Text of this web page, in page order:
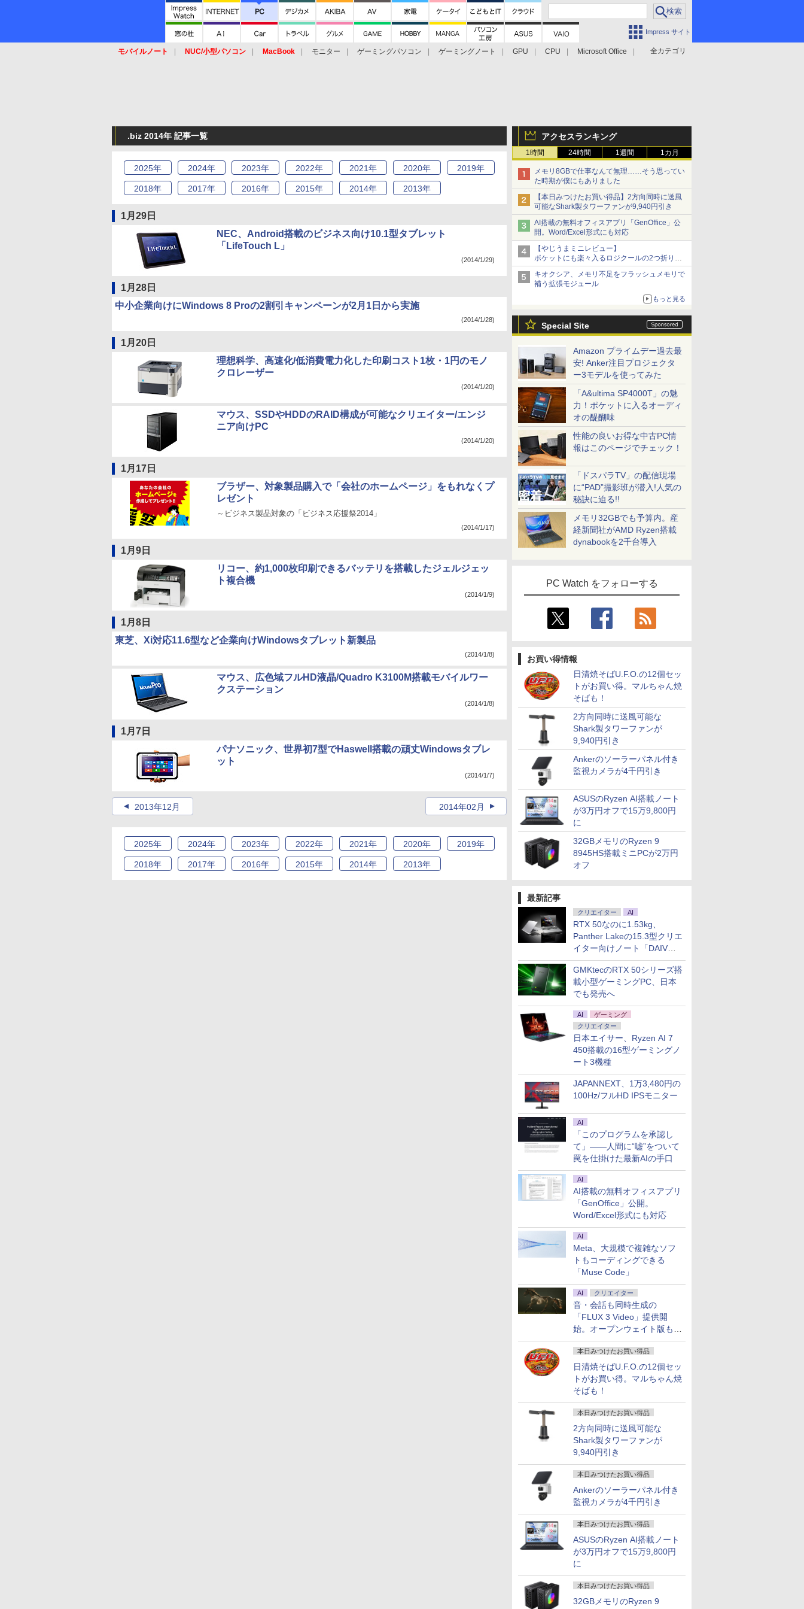
Impress サイト
全カテゴリ
モバイルノート NUC/小型パソコン MacBook モニター ゲーミングパソコン ゲーミングノート GPU CPU
Microsoft Office
アクセスランキング
1時間 24時間 1週間 1カ月
メモリ8GBで仕事なんて無理……そう思ってい
た時期が僕にもありました
【本日みつけたお買い得品】2方向同時に送風
可能なShark製タワーファンが9,940円引き
AI搭載の無料オフィスアプリ「GenOffice」公
開。Word/Excel形式にも対応
【やじうまミニレビュー】
ポケットにも楽々入るロジクールの2つ折りマ
ウス「Mobi Fold」。その気になるギミックと
は？
キオクシア、メモリ不足をフラッシュメモリで
補う拡張モジュール
もっと見る
Special Site
Amazon プライムデー過去最
安! Anker注目プロジェクタ
ー3モデルを使ってみた
「A&ultima SP4000T」の魅
力！ポケットに入るオーディ
オの醍醐味
性能の良いお得な中古PC情
報はこのページでチェック！
「ドスパラTV」の配信現場
に“PAD”撮影班が潜入!人気の
秘訣に迫る!!
メモリ32GBでも予算内。産
経新聞社がAMD Ryzen搭載
dynabookを2千台導入
PC Watch をフォローする
お買い得情報
日清焼そばU.F.O.の12個セッ
トがお買い得。マルちゃん焼
そばも！
2方向同時に送風可能な
Shark製タワーファンが
9,940円引き
Ankerのソーラーパネル付き
監視カメラが4千円引き
ASUSのRyzen AI搭載ノート
が3万円オフで15万9,800円
に
32GBメモリのRyzen 9
8945HS搭載ミニPCが2万円
オフ
最新記事
クリエイター AI
RTX 50なのに1.53kg、
Panther Lakeの15.3型クリエ
イター向けノート「DAIV
Z5」
GMKtecのRTX 50シリーズ搭
載小型ゲーミングPC、日本
でも発売へ
AI
ゲーミング
クリエイター
日本エイサー、Ryzen AI 7
450搭載の16型ゲーミングノ
ート3機種
JAPANNEXT、1万3,480円の
100Hz/フルHD IPSモニター
AI
「このプログラムを承認し
て」――人間に“嘘”をついて
罠を仕掛けた最新AIの手口
AI
AI搭載の無料オフィスアプリ
「GenOffice」公開。
Word/Excel形式にも対応
AI
Meta、大規模で複雑なソフ
トもコーディングできる
「Muse Code」
AI クリエイター
音・会話も同時生成の
「FLUX 3 Video」提供開
始。オープンウェイト版も計
画
本日みつけたお買い得品
日清焼そばU.F.O.の12個セッ
トがお買い得。マルちゃん焼
そばも！
本日みつけたお買い得品
2方向同時に送風可能な
Shark製タワーファンが
9,940円引き
本日みつけたお買い得品
Ankerのソーラーパネル付き
監視カメラが4千円引き
本日みつけたお買い得品
ASUSのRyzen AI搭載ノート
が3万円オフで15万9,800円
に
本日みつけたお買い得品
32GBメモリのRyzen 9
.biz 2014年 記事一覧
2025年 2024年 2023年 2022年 2021年 2020年 2019年
2018年 2017年 2016年 2015年 2014年 2013年
1月29日
NEC、Android搭載のビジネス向け10.1型タブレット
「LifeTouch L」
(2014/1/29)
1月28日
中小企業向けにWindows 8 Proの2割引キャンペーンが2月1日から実施
(2014/1/28)
1月20日
理想科学、高速化/低消費電力化した印刷コスト1枚・1円のモノ
クロレーザー
(2014/1/20)
マウス、SSDやHDDのRAID構成が可能なクリエイター/エンジ
ニア向けPC
(2014/1/20)
1月17日
ブラザー、対象製品購入で「会社のホームページ」をもれなくプ
レゼント
～ビジネス製品対象の「ビジネス応援祭2014」
(2014/1/17)
1月9日
リコー、約1,000枚印刷できるバッテリを搭載したジェルジェッ
ト複合機
(2014/1/9)
1月8日
東芝、Xi対応11.6型など企業向けWindowsタブレット新製品
(2014/1/8)
マウス、広色域フルHD液晶/Quadro K3100M搭載モバイルワー
クステーション
(2014/1/8)
1月7日
パナソニック、世界初7型でHaswell搭載の頑丈Windowsタブレ
ット
(2014/1/7)
2013年12月 2014年02月
2025年 2024年 2023年 2022年 2021年 2020年 2019年
2018年 2017年 2016年 2015年 2014年 2013年